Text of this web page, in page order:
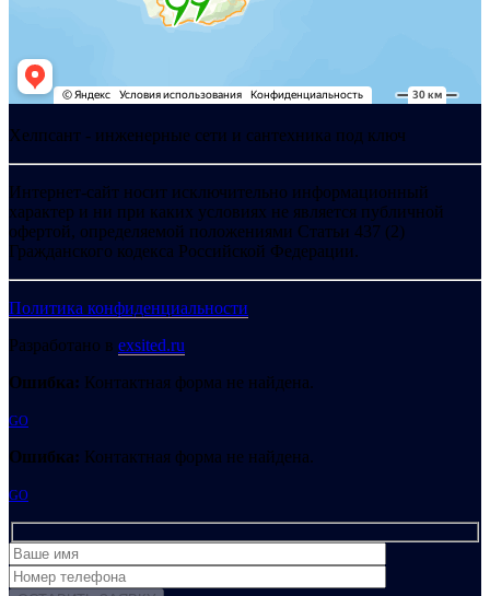
Хелпсант - инженерные сети и сантехника под ключ
Интернет-сайт носит исключительно информационный
характер и ни при каких условиях не является публичной
офертой, определяемой положениями Статьи 437 (2)
Гражданского кодекса Российской Федерации.
Политика конфиденциальности
Разработано в exsited.ru
Ошибка: Контактная форма не найдена.
GO
Ошибка: Контактная форма не найдена.
GO